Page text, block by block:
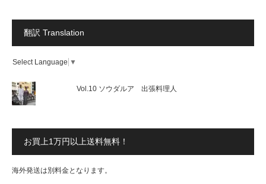
翻訳 Translation
Select Language ▼
Vol.10 ソウダルア 出張料理人
お買上1万円以上送料無料！
海外発送は別料金となります。